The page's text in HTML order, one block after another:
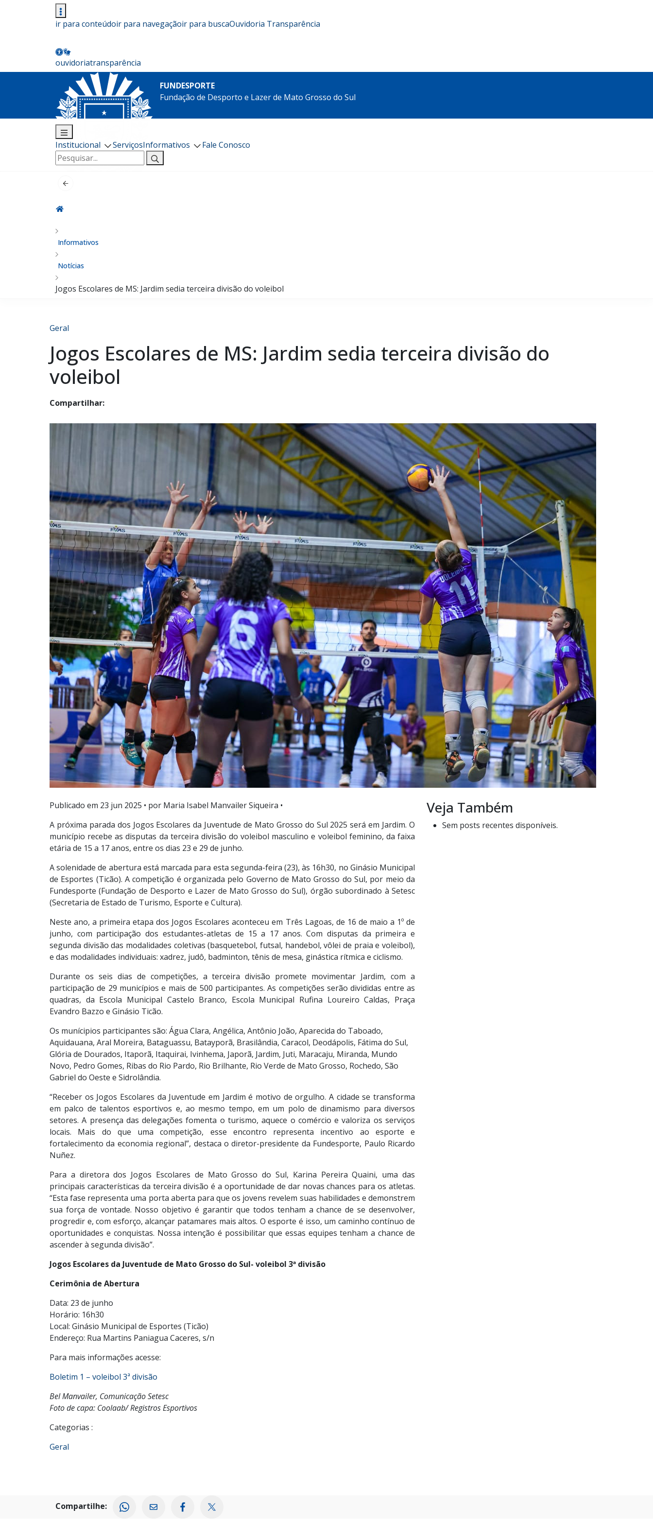
ir para conteúdoir para navegaçãoir para buscaOuvidoria Transparência
ouvidoriatransparência
FUNDESPORTE
Fundação de Desporto e Lazer de Mato Grosso do Sul
Institucional ServiçosInformativos
Fale Conosco
Pesquisar
por:
Informativos
Notícias
Jogos Escolares de MS: Jardim sedia terceira divisão do voleibol
Geral
Jogos Escolares de MS: Jardim sedia terceira divisão do
voleibol
Compartilhar:
Publicado em 23 jun 2025 • por Maria Isabel Manvailer Siqueira •
A próxima parada dos Jogos Escolares da Juventude de Mato Grosso do Sul 2025 será em Jardim. O
município recebe as disputas da terceira divisão do voleibol masculino e voleibol feminino, da faixa
etária de 15 a 17 anos, entre os dias 23 e 29 de junho.
A solenidade de abertura está marcada para esta segunda-feira (23), às 16h30, no Ginásio Municipal
de Esportes (Ticão). A competição é organizada pelo Governo de Mato Grosso do Sul, por meio da
Fundesporte (Fundação de Desporto e Lazer de Mato Grosso do Sul), órgão subordinado à Setesc
(Secretaria de Estado de Turismo, Esporte e Cultura).
Neste ano, a primeira etapa dos Jogos Escolares aconteceu em Três Lagoas, de 16 de maio a 1º de
junho, com participação dos estudantes-atletas de 15 a 17 anos. Com disputas da primeira e
segunda divisão das modalidades coletivas (basquetebol, futsal, handebol, vôlei de praia e voleibol),
e das modalidades individuais: xadrez, judô, badminton, tênis de mesa, ginástica rítmica e ciclismo.
Durante os seis dias de competições, a terceira divisão promete movimentar Jardim, com a
participação de 29 municípios e mais de 500 participantes. As competições serão divididas entre as
quadras, da Escola Municipal Castelo Branco, Escola Municipal Rufina Loureiro Caldas, Praça
Evandro Bazzo e Ginásio Ticão.
Os munícipios participantes são: Água Clara, Angélica, Antônio João, Aparecida do Taboado,
Aquidauana, Aral Moreira, Bataguassu, Batayporã, Brasilândia, Caracol, Deodápolis, Fátima do Sul,
Glória de Dourados, Itaporã, Itaquirai, Ivinhema, Japorã, Jardim, Juti, Maracaju, Miranda, Mundo
Novo, Pedro Gomes, Ribas do Rio Pardo, Rio Brilhante, Rio Verde de Mato Grosso, Rochedo, São
Gabriel do Oeste e Sidrolândia.
“Receber os Jogos Escolares da Juventude em Jardim é motivo de orgulho. A cidade se transforma
em palco de talentos esportivos e, ao mesmo tempo, em um polo de dinamismo para diversos
setores. A presença das delegações fomenta o turismo, aquece o comércio e valoriza os serviços
locais. Mais do que uma competição, esse encontro representa incentivo ao esporte e
fortalecimento da economia regional”, destaca o diretor-presidente da Fundesporte, Paulo Ricardo
Nuñez.
Para a diretora dos Jogos Escolares de Mato Grosso do Sul, Karina Pereira Quaini, uma das
principais características da terceira divisão é a oportunidade de dar novas chances para os atletas.
“Esta fase representa uma porta aberta para que os jovens revelem suas habilidades e demonstrem
sua força de vontade. Nosso objetivo é garantir que todos tenham a chance de se desenvolver,
progredir e, com esforço, alcançar patamares mais altos. O esporte é isso, um caminho contínuo de
oportunidades e conquistas. Nossa intençãoé possibilitar que essas equipes tenham a chance de
ascender à segunda divisão”.
Jogos Escolares da Juventude de Mato Grosso do Sul- voleibol 3ª divisão
Cerimônia de Abertura
Data: 23 de junho
Horário: 16h30
Local: Ginásio Municipal de Esportes (Ticão)
Endereço: Rua Martins Paniagua Caceres, s/n
Para mais informações acesse:
Boletim 1 – voleibol 3ª divisão
Bel Manvailer, Comunicação Setesc
Foto de capa: Coolaab/ Registros Esportivos
Categorias :
Geral
Veja Também
Sem posts recentes disponíveis.
Compartilhe: